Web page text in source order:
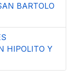
BARTOLO
HIPOLITO Y